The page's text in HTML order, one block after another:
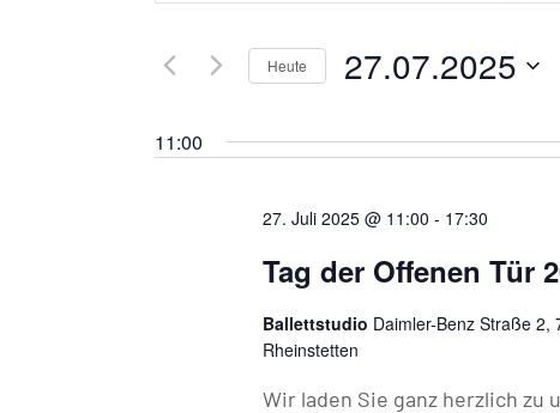
Navigation
Suche
nach
Schlüsselwort.
Heute 27.07.2025
11:00
27. Juli 2025 @ 11:00 - 17:30
Tag der Offenen Tür
Ballettstudio Daimler-Benz Straße 2,
Rheinstetten
Wir laden Sie ganz herzlich zu